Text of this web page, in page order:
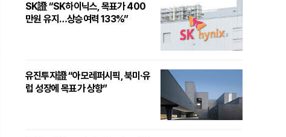
SK證 “SK하이닉스, 목표가 400
만원 유지…상승여력 133%”
유진투자證 “아모레퍼시픽, 북미·유
럽 성장에 목표가 상향”